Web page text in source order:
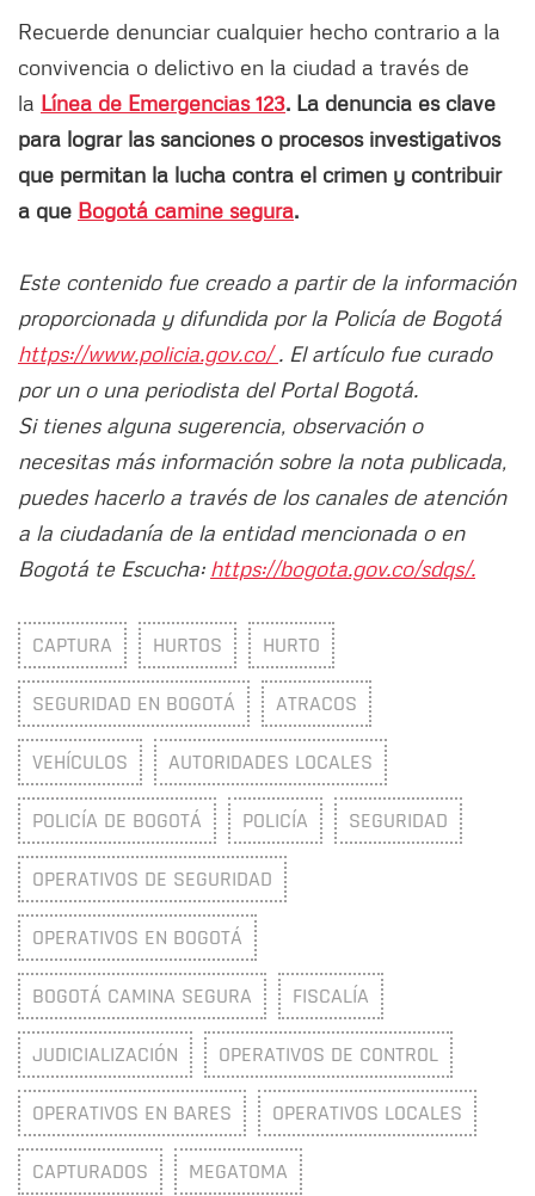
Recuerde denunciar cualquier hecho contrario a la
convivencia o delictivo en la ciudad a través de
la Línea de Emergencias 123. La denuncia es clave
para lograr las sanciones o procesos investigativos
que permitan la lucha contra el crimen y contribuir
a que Bogotá camine segura.
Este contenido fue creado a partir de la información
proporcionada y difundida por la Policía de Bogotá
https://www.policia.gov.co/. El artículo fue curado
por un o una periodista del Portal Bogotá.
Si tienes alguna sugerencia, observación o
necesitas más información sobre la nota publicada,
puedes hacerlo a través de los canales de atención
a la ciudadanía de la entidad mencionada o en
Bogotá te Escucha: https://bogota.gov.co/sdqs/.
CAPTURA HURTOS HURTO
SEGURIDAD EN BOGOTÁ ATRACOS
VEHÍCULOS AUTORIDADES LOCALES
POLICÍA DE BOGOTÁ POLICÍA SEGURIDAD
OPERATIVOS DE SEGURIDAD
OPERATIVOS EN BOGOTÁ
BOGOTÁ CAMINA SEGURA FISCALÍA
JUDICIALIZACIÓN OPERATIVOS DE CONTROL
OPERATIVOS EN BARES OPERATIVOS LOCALES
CAPTURADOS MEGATOMA